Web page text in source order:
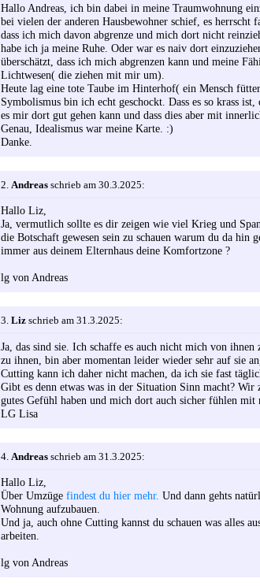
Hallo Andreas, ich bin dabei in meine Traumwohnung
bei vielen der anderen Hausbewohner schief, es
dass ich mich davon abgrenze und mich dort nicht
habe ich ja meine Ruhe. Oder war es naiv dort
überschätzt, dass ich mich abgrenzen kann und meine
Lichtwesen( die ziehen mit mir um).
Heute lag eine tote Taube im Hinterhof( ein Mensch
Symbolismus bin ich echt geschockt. Dass es so krass
es mir dort gut gehen kann und dass dies aber mit
Genau, Idealismus war meine Karte. :)
Danke.
2. Andreas schrieb am 30.3.2025:
Hallo Liz,
Ja, vermutlich sollte es dir zeigen wie viel Krieg und
die Botschaft gewesen sein zu schauen warum du da hin
immer aus deinem Elternhaus deine Komfortzone ?
lg von Andreas
3. Liz schrieb am 31.3.2025:
Ja, das sind sie. Ich schaffe es auch nicht mich von
zu ihnen, bin aber momentan leider wieder sehr auf sie
Cutting kann ich daher nicht machen, da ich sie fast
Gibt es denn etwas was in der Situation Sinn macht?
gutes Gefühl haben und mich dort auch sicher fühlen mit
LG Lisa
4. Andreas schrieb am 31.3.2025:
Hallo Liz,
Über Umzüge findest du hier mehr. Und dann gehts
Wohnung aufzubauen.
Und ja, auch ohne Cutting kannst du schauen was alles
arbeiten.
lg von Andreas